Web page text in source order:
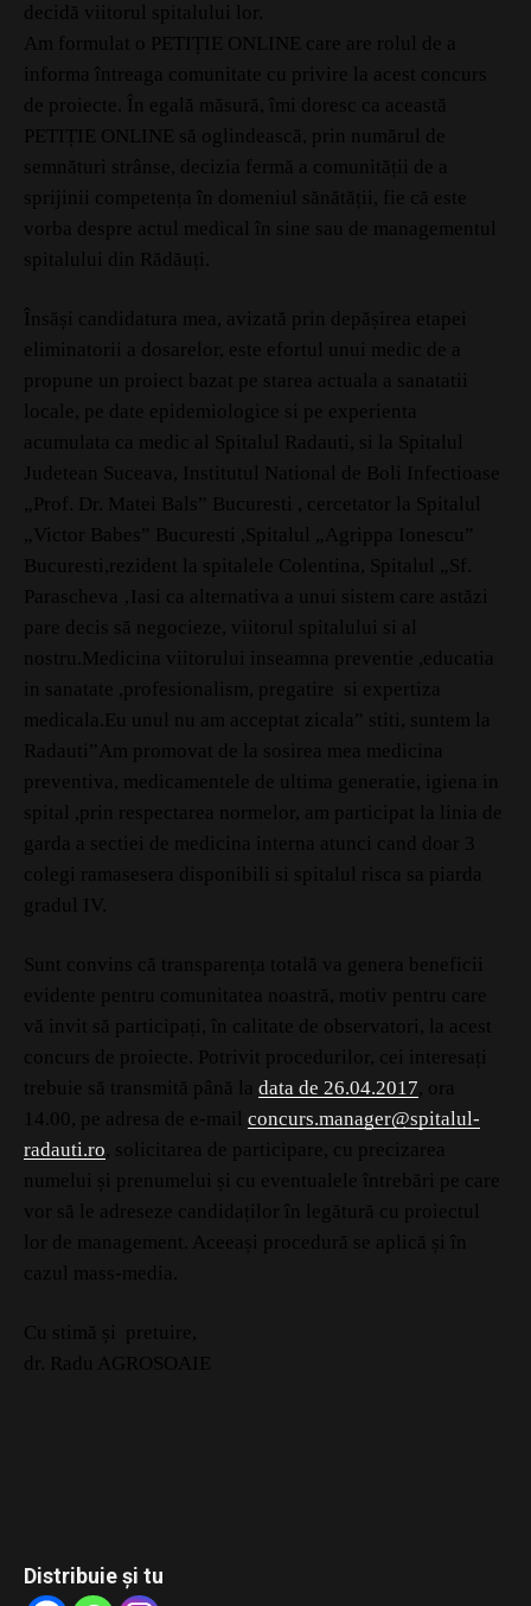
decidă viitorul spitalului lor.
Am formulat o PETIȚIE ONLINE care are rolul de a
informa întreaga comunitate cu privire la acest concurs
de proiecte. În egală măsură, îmi doresc ca această
PETIȚIE ONLINE să oglindească, prin numărul de
semnături strânse, decizia fermă a comunității de a
sprijinii competența în domeniul sănătății, fie că este
vorba despre actul medical în sine sau de managementul
spitalului din Rădăuți.
Însăși candidatura mea, avizată prin depășirea etapei
eliminatorii a dosarelor, este efortul unui medic de a
propune un proiect bazat pe starea actuala a sanatatii
locale, pe date epidemiologice si pe experienta
acumulata ca medic al Spitalul Radauti, si la Spitalul
Judetean Suceava, Institutul National de Boli Infectioase
„Prof. Dr. Matei Bals” Bucuresti , cercetator la Spitalul
„Victor Babes” Bucuresti ,Spitalul „Agrippa Ionescu”
Bucuresti,rezident la spitalele Colentina, Spitalul „Sf.
Parascheva ‚Iasi ca alternativa a unui sistem care astăzi
pare decis să negocieze, viitorul spitalului si al
nostru.Medicina viitorului inseamna preventie ,educatia
in sanatate ,profesionalism, pregatire si expertiza
medicala.Eu unul nu am acceptat zicala” stiti, suntem la
Radauti”Am promovat de la sosirea mea medicina
preventiva, medicamentele de ultima generatie, igiena in
spital ,prin respectarea normelor, am participat la linia de
garda a sectiei de medicina interna atunci cand doar 3
colegi ramasesera disponibili si spitalul risca sa piarda
gradul IV.
Sunt convins că transparența totală va genera beneficii
evidente pentru comunitatea noastră, motiv pentru care
vă invit să participați, în calitate de observatori, la acest
concurs de proiecte. Potrivit procedurilor, cei interesați
trebuie să transmită până la data de 26.04.2017, ora
14.00, pe adresa de e-mail concurs.manager@spitalul-
radauti.ro, solicitarea de participare, cu precizarea
numelui și prenumelui și cu eventualele întrebări pe care
vor să le adreseze candidaților în legătură cu proiectul
lor de management. Aceeași procedură se aplică și în
cazul mass-media.
Cu stimă și pretuire,
dr. Radu AGROSOAIE
Distribuie și tu